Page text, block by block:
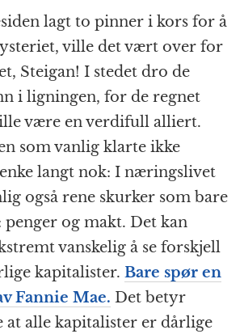
lagt to pinner i kors for å
ville det vært over for
Steigan! I stedet dro de
i ligningen, for de regnet
være en verdifull alliert.
som vanlig klarte ikke
langt nok: I næringslivet
også rene skurker som bare
penger og makt. Det kan
vanskelig å se forskjell
kapitalister. Bare spør en
Fannie Mae. Det betyr
alle kapitalister er dårlige